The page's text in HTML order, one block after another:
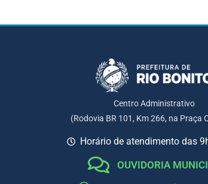
Centro Administrativo
(Rodovia BR 101, Km 266, na Praça
Horário de atendimento das
OUVIDORIA